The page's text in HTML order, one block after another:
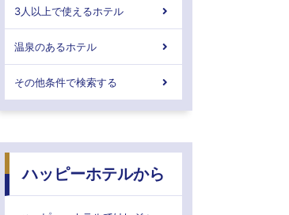
3人以上で使えるホテル
温泉のあるホテル
その他条件で検索する
ハッピーホテルから